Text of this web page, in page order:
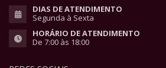
DIAS DE ATENDIMENTO
Segunda à Sexta
HORÁRIO DE ATENDIMENTO
De 7:00 às 18:00